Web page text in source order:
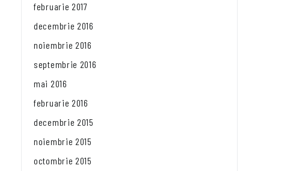
februarie 2017
decembrie 2016
noiembrie 2016
septembrie 2016
mai 2016
februarie 2016
decembrie 2015
noiembrie 2015
octombrie 2015